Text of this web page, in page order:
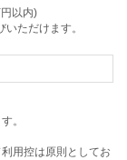
以内)
ただけます。
。
用控は原則としてお